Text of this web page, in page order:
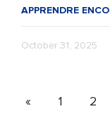
APPRENDRE
October 31, 2025
« 1 2